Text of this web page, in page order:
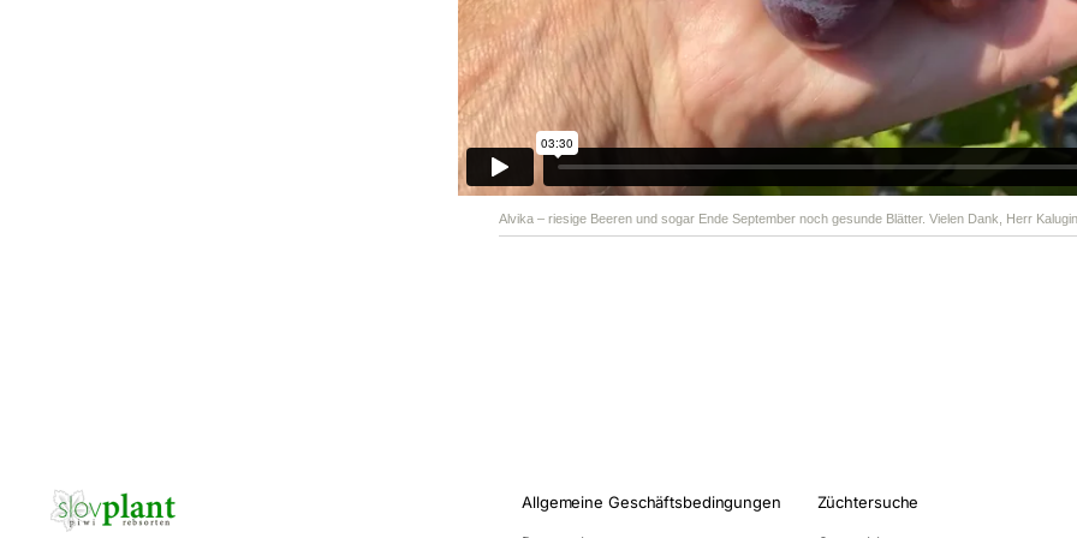
Alvika – riesige Beeren und sogar Ende September noch gesunde Blätter. Vielen Dank, Herr
Allgemeine Geschäftsbedingungen Züchtersuche